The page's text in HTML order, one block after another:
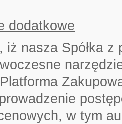
dodatkowe
iż nasza Spółka z
w tym